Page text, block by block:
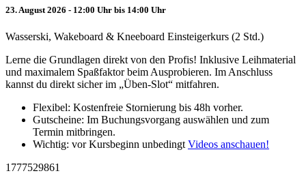
23. August 2026 - 12:00 Uhr bis 14:00 Uhr
Wasserski, Wakeboard & Kneeboard Einsteigerkurs (2 Std.)
Lerne die Grundlagen direkt von den Profis! Inklusive Leihmaterial
und maximalem Spaßfaktor beim Ausprobieren. Im Anschluss
kannst du direkt sicher im „Üben-Slot“ mitfahren.
Flexibel: Kostenfreie Stornierung bis 48h vorher.
Gutscheine: Im Buchungsvorgang auswählen und zum
Termin mitbringen.
Wichtig: vor Kursbeginn unbedingt Videos anschauen!
1777529861